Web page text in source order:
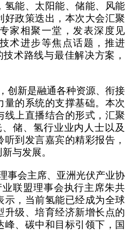
氢能、太阳能、储能、风能
好政策迭出，本次大会汇聚
家相聚一堂，发表深度见
术进步等焦点话题，推进
技术路线与最佳解决方案，
创新是融通各种资源、衔接
量的系统的支撑基础。本次
线上直播结合的形式，汇聚
储、氢行业业内人士以及
到发言嘉宾的精彩报告，
与发展。
事会主席、亚洲光伏产业协
联盟理事会执行主席朱共
示，当前氢能已经成为全球
升级、培育经济新增长点的
峰、碳中和目标引领下，国